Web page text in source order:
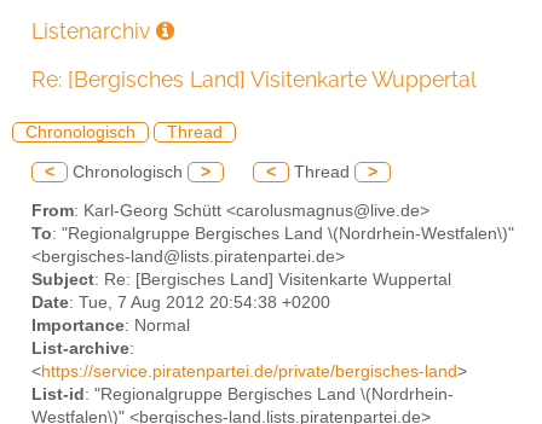
Listenarchiv
Re: [Bergisches Land] Visitenkarte Wuppertal
Chronologisch Thread
< Chronologisch > < Thread >
From: Karl-Georg Schütt <carolusmagnus@live.de>
To: "Regionalgruppe Bergisches Land \(Nordrhein-Westfalen\)"
<bergisches-land@lists.piratenpartei.de>
Subject: Re: [Bergisches Land] Visitenkarte Wuppertal
Date: Tue, 7 Aug 2012 20:54:38 +0200
Importance: Normal
List-archive:
<https://service.piratenpartei.de/private/bergisches-land>
List-id : "Regionalgruppe Bergisches Land \(Nordrhein-
Westfalen\)" <bergisches-land.lists.piratenpartei.de>